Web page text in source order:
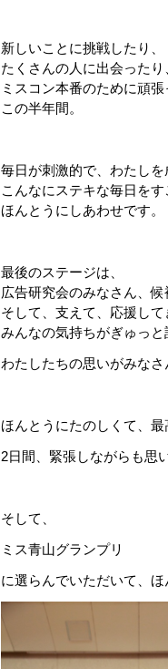
新しいことに挑戦したり、
たくさんの人に出会ったり
ミスコン本番のために頑
この半年間。
毎日が刺激的で、わたし
こんなにステキな毎日をす
ほんとうにしあわせです。
最後のステージは、
広告研究会のみなさん、
そして、支えて、応援し
みんなの気持ちがぎゅっ
わたしたちの思いがみな
ほんとうにたのしくて、
2日間、緊張しながらも思
そして、
ミス青山グランプリ
に選らんでいただいて、